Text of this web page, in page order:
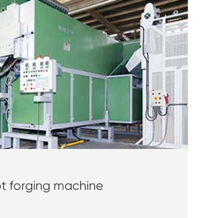
forging machine